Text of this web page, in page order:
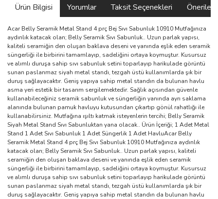
Ürün Bilgisi Yorumlar Taksit Seçenekleri
Acar Belly Seramik Metal Stand 4 prç Bej Sıvı Sabunluk 10910 Mutfağınıza
aydınlık katacak olan; Belly Seramik Sıvı Sabunluk.. Uzun parlak yapısı,
kaliteli seramiğin den oluşan baklava deseni ve yanında eşlik eden seramik
süngerliği ile birbirini tamamlayıp, sadeliğini ortaya koymuştur. Kusursuz
ve alımlı duruşa sahip sıvı sabunluk setini toparlayıp harikulade görüntü
sunan paslanmaz siyah metal standı, tezgah üstü kullanımlarda şık bir
duruş sağlayacaktır. Geniş yapıya sahip metal standın da bulunan havlu
asma yeri estetik bir tasarım sergilemektedir. Sağlık açısından güvenle
kullanabileceğiniz seramik sabunluk ve süngerliğin yanında ayrı saklama
alanında bulunan pamuk havluyu kutusundan çıkartıp gönül rahatlığı ile
kullanabilirsiniz. Mutfağına ışıltı katmak isteyenlerin tercihi; Belly Seramik
Siyah Metal Stand Sıvı Sabunluktan yana olacak.. Ürün İçeriği; 1 Adet Metal
Stand 1 Adet Sıvı Sabunluk 1 Adet Süngerlik 1 Adet HavluAcar Belly
Seramik Metal Stand 4 prç Bej Sıvı Sabunluk 10910 Mutfağınıza aydınlık
katacak olan; Belly Seramik Sıvı Sabunluk.. Uzun parlak yapısı, kaliteli
seramiğin den oluşan baklava deseni ve yanında eşlik eden seramik
süngerliği ile birbirini tamamlayıp, sadeliğini ortaya koymuştur. Kusursuz
ve alımlı duruşa sahip sıvı sabunluk setini toparlayıp harikulade görüntü
sunan paslanmaz siyah metal standı, tezgah üstü kullanımlarda şık bir
duruş sağlayacaktır. Geniş yapıya sahip metal standın da bulunan havlu